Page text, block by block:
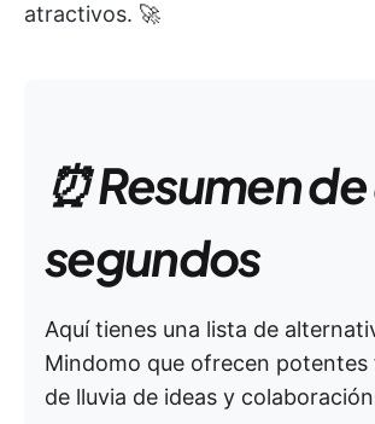
atractivos. 🚀
⏰ Resumen
segundos
Aquí tienes una lista de
Mindomo que ofrecen potentes
de lluvia de ideas y